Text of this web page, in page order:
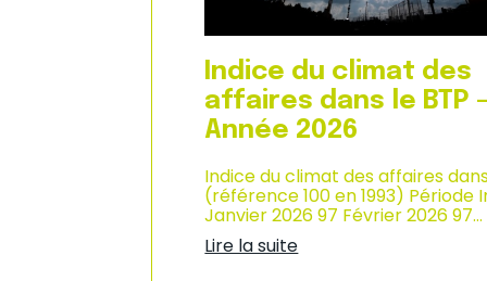
6
o
n
s
o
m
m
t
i
o
e
Indice du climat des
affaires dans le BTP –
Année 2026
Indice du climat des affaires
(référence 100 en 1993) Période
Janvier 2026 97 Février 2026 97…
Lire la suite